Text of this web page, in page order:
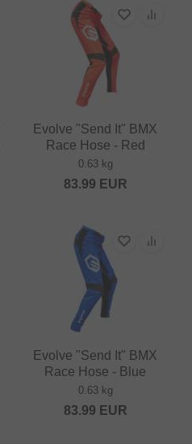
Evolve "Send It" BMX
Race Hose - Red
0.63 kg
83.99 EUR
Evolve "Send It" BMX
Race Hose - Blue
0.63 kg
83.99 EUR